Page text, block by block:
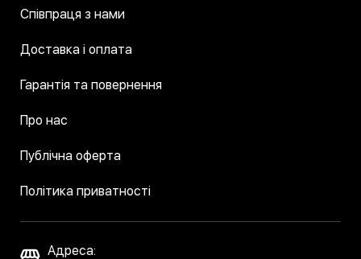
Співпраця з нами
Доставка і оплата
Гарантія та повернення
Про нас
Публічна оферта
Політика приватності
Адреса: